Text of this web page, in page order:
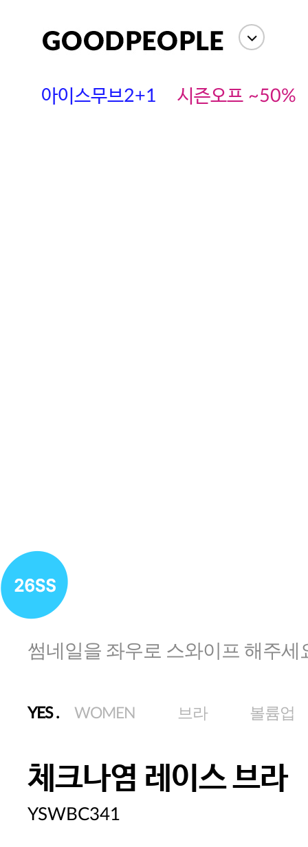
아이스무브2+1 시즌오프 ~50%
썸네일을 좌우로 스와이프 해주세
YES. WOMEN 브라 볼륨업
체크나염 레이스 브라
YSWBC341